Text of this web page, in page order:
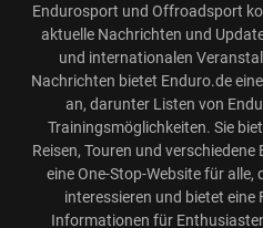
Endurosport und Offroadsport
aktuelle Nachrichten und
und internationalen
Nachrichten bietet Enduro.de
an, darunter Listen von
Trainingsmöglichkeiten. Sie
Reisen, Touren und
eine One-Stop-Website für
interessieren und bietet eine
Informationen für